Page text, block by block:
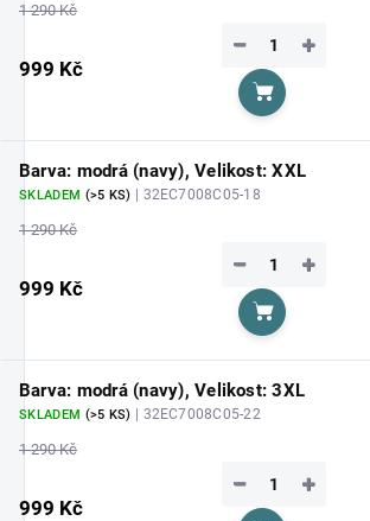
1 290 Kč
999 Kč
+
−
Do košíku
Barva: modrá (navy), Velikost: XXL
SKLADEM (>5 KS) | 32EC7008C05-18
1 290 Kč
999 Kč
+
−
Do košíku
Barva: modrá (navy), Velikost: 3XL
SKLADEM (>5 KS) | 32EC7008C05-22
1 290 Kč
999 Kč
+
−